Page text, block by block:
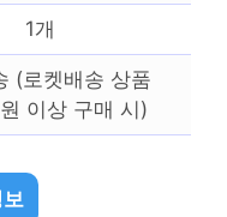
1개
(로켓배송 상품
이상 구매 시)